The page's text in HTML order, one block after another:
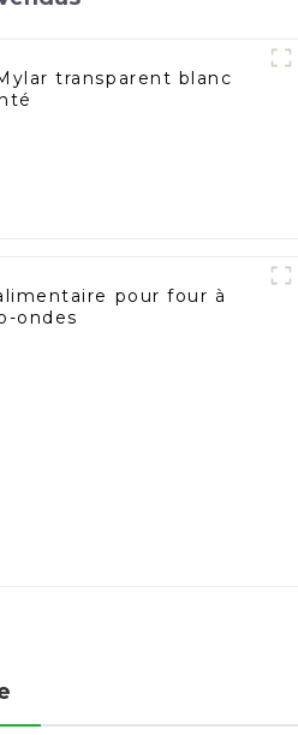
transparent blanc
pour four à
ondes